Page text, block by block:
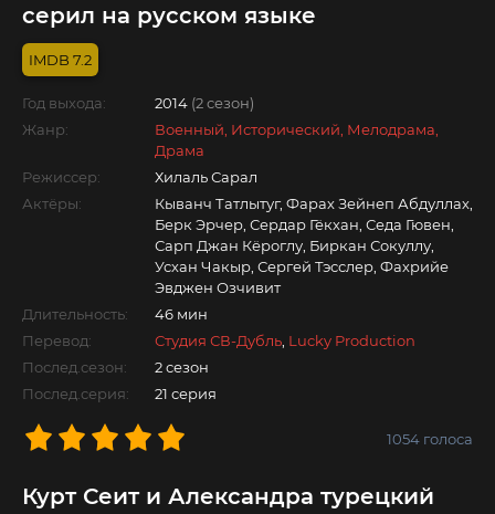
серил на русском языке
7.2
Год выхода: 2014 (2 сезон)
Жанр:
Военный, Исторический, Мелодрама,
Драма
Режиссер:
Хилаль Сарал
Актёры:
Кыванч Татлытуг, Фарах Зейнеп Абдуллах,
Берк Эрчер, Сердар Гёкхан, Седа Гювен,
Сарп Джан Кёроглу, Биркан Сокуллу,
Усхан Чакыр, Сергей Тэсслер, Фахрийе
Эвджен Озчивит
Длительность:
46 мин
Перевод:
Студия СВ-Дубль Lucky Production
Послед.сезон:
2 сезон
Послед.серия:
21 серия
1054 голоса
Курт Сеит и Александра турецкий